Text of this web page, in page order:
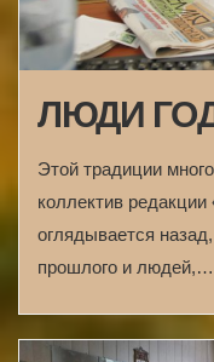
ЛЮДИ
Этой традиции
коллектив
оглядывается
прошлого и людей,…